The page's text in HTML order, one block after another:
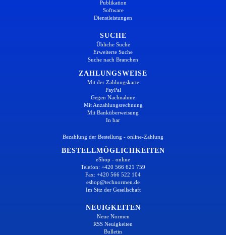
Publikation
Software
Dienstleistungen
SUCHE
Übliche Suche
Erweiterte Suche
Suche nach Branchen
ZAHLUNGSWEISE
Mit der Zahlungskarte
PayPal
Gegen Nachnahme
Mit Anzahlungsrechnung
Mit Banküberweisung
In bar
Bezahlung der Bestellung - online-Zahlung
BESTELLMÖGLICHKEITEN
eShop - online
Telefon: +420 566 621 759
Fax: +420 566 522 104
eshop@technormen.de
Im Sitz der Gesellschaft
NEUIGKEITEN
Neue Normen
RSS Neuigkeiten
Bulletin